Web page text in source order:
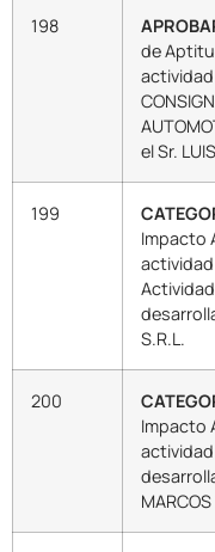
198
de
actividad
el Sr.
199
Impacto
actividad
S.R.L.
200
Impacto
actividad